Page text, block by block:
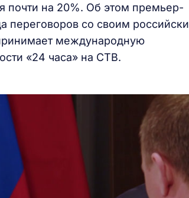
почти на 20%. Об этом премьер-
переговоров со своим
международную
«24 часа» на СТВ.